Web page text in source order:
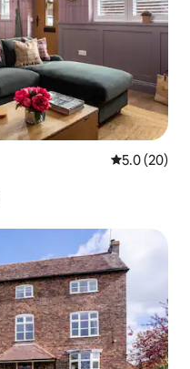
レビュー20
5.0 (20)